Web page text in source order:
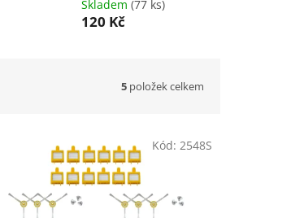
Skladem (77 ks)
120 Kč
5 položek celkem
Kód: 2548S